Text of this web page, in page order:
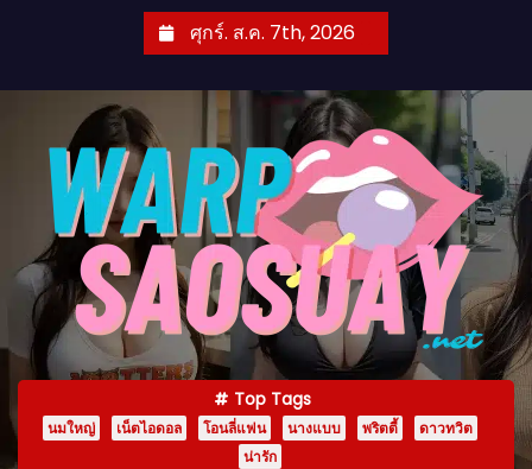
e
ศุกร์. ส.ค. 7th, 2026
Top Tags
นมใหญ่ เน็ตไอดอล โอนลี่แฟน นางแบบ พริตตี้
ดาวทวิต
น่ารัก